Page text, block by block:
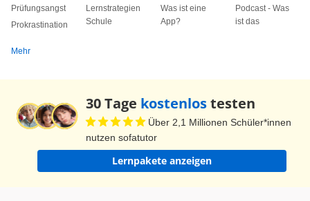
Prüfungsangst
Prokrastination
Lernstrategien
Schule
Was ist eine
App?
Podcast - Was
ist das
Mehr
30 Tage kostenlostesten
Über 2,1 Millionen Schüler*innen
nutzen sofatutor
Lernpakete anzeigen